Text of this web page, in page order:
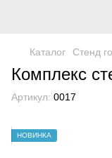
Каталог Стенд
Комплекс
Артикул: 0017
НОВИНКА